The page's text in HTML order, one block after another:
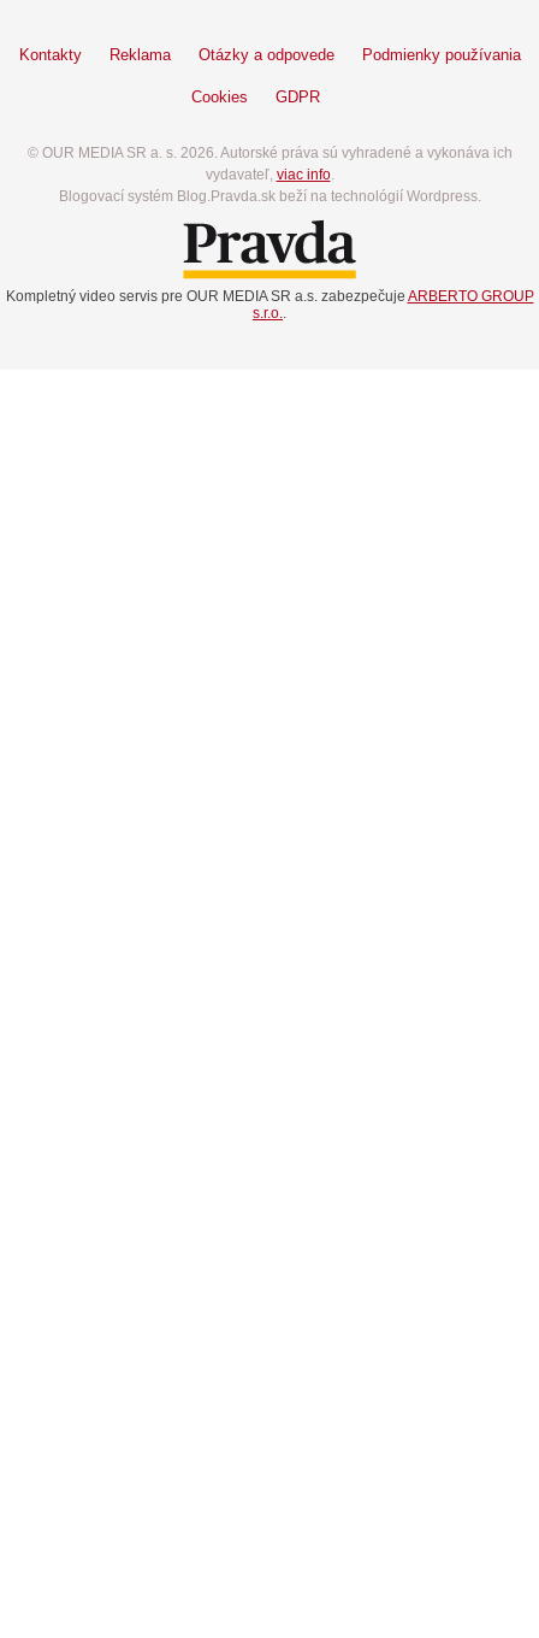
Kontakty Reklama Otázky a odpovede Podmienky používania
Cookies GDPR
© OUR MEDIA SR a. s. 2026. Autorské práva sú vyhradené a vykonáva ich
vydavateľ, viac info.
Blogovací systém Blog.Pravda.sk beží na technológií Wordpress.
Kompletný video servis pre OUR MEDIA SR a.s. zabezpečuje ARBERTO GROUP
s.r.o..